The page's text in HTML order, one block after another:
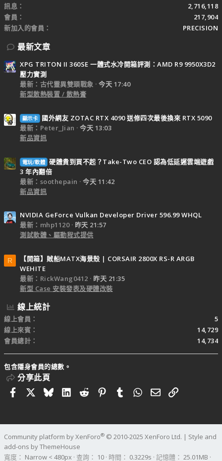
訊息
2,716,118
會員
217,904
新加入的會員
PRECISION
最新文章
XPG TRITON II 360SE 一體式水冷開箱評測：AMD R9 9950X3D2
壓力實測
最新：古代靈異雙頭戰象
今天 17:40
新型散熱裝置 / 散熱膏
顯示卡
國外網友 ZOTAC RTX 4090 送修四次最後換來 RTX 5090
最新：Peter_Jian
今天 13:03
新品資訊
電玩/軟體 硬體貴到買不起？Take-Two CEO 認為低延遲雲端遊戲
3 年內翻倍
最新：soothepain
今天 11:42
新品資訊
NVIDIA GeForce Vulkan Developer Driver 596.99 WHQL
最新：mhp1120
昨天 21:57
測試軟體、驅動程式提供
R
【開箱】賊船MATX海景殼 | CORSAIR 2800X RS-R ARGB
WEHITE
最新：RickWang0412
昨天 21:35
新型 Case 安裝發表及硬體改裝
線上統計
線上會員
5
線上來賓
14,729
會員總計
14,734
包含隱身會員的總數。
分享此頁
FacebookBlueskyLinkedIn
RedditPinterestTumblrWhatsApp
電子郵件
連結
Community platform by XenForo® © 2010-2025 XenForo Ltd. | Style and
add-ons by ThemeHouse
寬度
查詢 10 時間 0.3229s 記憶體 25.01MB